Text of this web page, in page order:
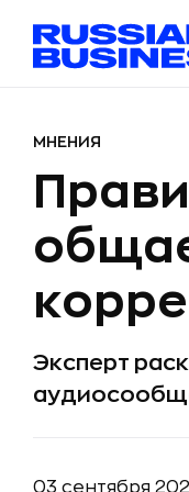
МНЕНИЯ
Эксперт
03 сентября